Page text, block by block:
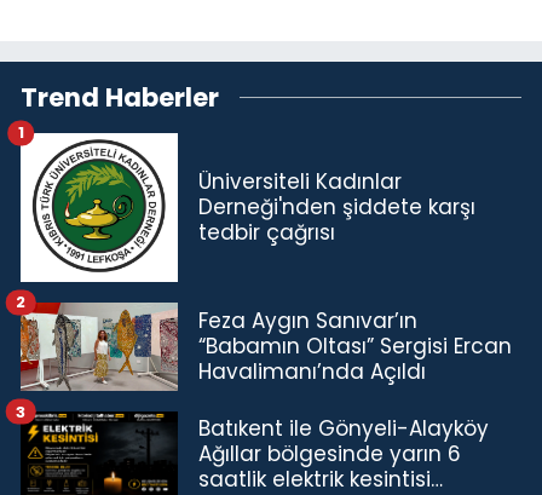
Trend Haberler
Üniversiteli Kadınlar
Derneği'nden şiddete karşı
tedbir çağrısı
1
Feza Aygın Sanıvar’ın
“Babamın Oltası” Sergisi Ercan
Havalimanı’nda Açıldı
2
Batıkent ile Gönyeli-Alayköy
Ağıllar bölgesinde yarın 6
saatlik elektrik kesintisi…
3